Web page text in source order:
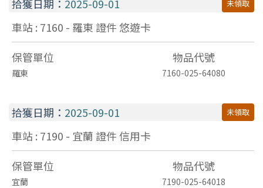
拾獲日期： 2025-09-01 未領取
車站 : 7160 - 羅東 證件悠遊卡
保管單位
物品代號
羅東 7160-025-64080
拾獲日期： 2025-09-01 未領取
車站 : 7190 - 宜蘭 證件信用卡
保管單位
物品代號
宜蘭 7190-025-64018